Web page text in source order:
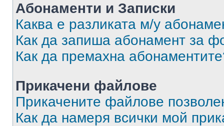
Абонаменти и Записки
Каква е разликата м/у
Как да запиша абонамент за
Как да премахна
Прикачени файлове
Прикачените файлове
Как да намеря всички мой